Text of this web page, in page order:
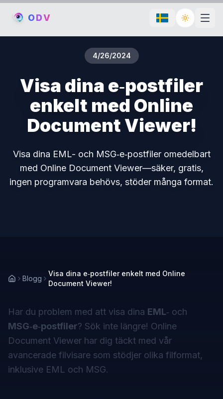
ODV Toggle
4/26/2024
Visa dina e‑postfiler
enkelt med Online
Document Viewer!
Visa dina EML- och MSG‑e‑postfiler omedelbart
med Online Document Viewer—säker, gratis,
ingen programvara behövs, stöder många format.
Blogg
Visa dina e‑postfiler enkelt med Online
Document Viewer!
Har du problem med att visa dina EML‑ och
MSG‑e‑postfiler? Sök inte längre! Online
Document Viewer har dig täckt med vår
avancerade filvisare som stödjer olika filformat,
inklusive EML och MSG.